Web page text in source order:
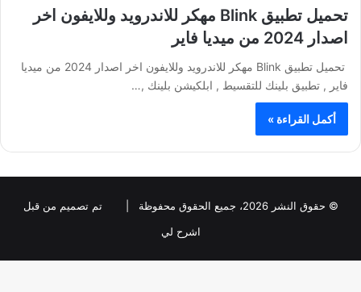
تحميل تطبيق Blink مهكر للاندرويد وللايفون اخر
اصدار 2024 من ميديا فاير
تحميل تطبيق Blink مهكر للاندرويد وللايفون اخر اصدار 2024 من ميديا
فاير , تطبيق بلينك للتقسيط , ابلكيشن بلينك ,…
أكمل القراءة »
© حقوق النشر 2026، جميع الحقوق محفوظة |
تم تصميم من قبل
اشرح لي